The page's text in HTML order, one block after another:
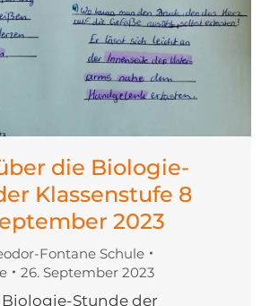
die Biologie-
Klassenstufe 8
2023
Fontane Schule
26. September 2023
Stunde der